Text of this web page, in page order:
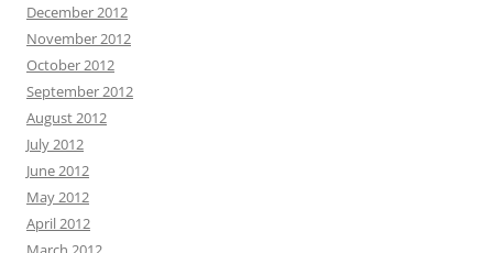
December 2012
November 2012
October 2012
September 2012
August 2012
July 2012
June 2012
May 2012
April 2012